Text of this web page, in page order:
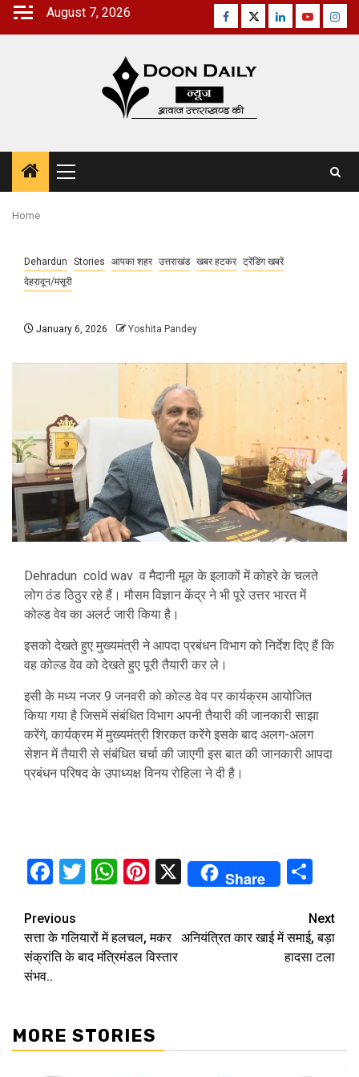
Skip
August 7, 2026 Facebook
TwitterLinkedinYoutube
Primary
Menu
Home
Dehardun Stories आपका शहर उत्तराखंड खबर हटकर ट्रेंडिंग खबरें
देहरादून/मसूरी
January 6, 2026 Yoshita Pandey
Dehradun cold wav व मैदानी मूल के इलाकों में कोहरे के चलते
लोग ठंड ठिठुर रहे हैं। मौसम विज्ञान केंद्र ने भी पूरे उत्तर भारत में
कोल्ड वेव का अलर्ट जारी किया है।
इसको देखते हुए मुख्यमंत्री ने आपदा प्रबंधन विभाग को निर्देश दिए हैं कि
वह कोल्ड वेव को देखते हुए पूरी तैयारी कर ले।
इसी के मध्य नजर 9 जनवरी को कोल्ड वेव पर कार्यक्रम आयोजित
किया गया है जिसमें संबंधित विभाग अपनी तैयारी की जानकारी साझा
करेंगे, कार्यक्रम में मुख्यमंत्री शिरकत करेंगे इसके बाद अलग-अलग
सेशन में तैयारी से संबंधित चर्चा की जाएगी इस बात की जानकारी आपदा
प्रबंधन परिषद के उपाध्यक्ष विनय रोहिला ने दी है।
Facebook
Twitter
WhatsApp
Pinterest
X Share
Continue
Reading
Previous
सत्ता के गलियारों में हलचल, मकर
संक्रांति के बाद मंत्रिमंडल विस्तार
संभव..
Next
अनियंत्रित कार खाई में समाई, बड़ा
हादसा टला
MORE STORIES